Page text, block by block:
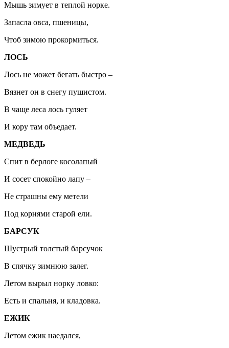
Мышь зимует в теплой норке.
Запасла овса, пшеницы,
Чтоб зимою прокормиться.
ЛОСЬ
Лось не может бегать быстро –
Вязнет он в снегу пушистом.
В чаще леса лось гуляет
И кору там объедает.
МЕДВЕДЬ
Спит в берлоге косолапый
И сосет спокойно лапу –
Не страшны ему метели
Под корнями старой ели.
БАРСУК
Шустрый толстый барсучок
В спячку зимнюю залег.
Летом вырыл норку ловко:
Есть и спальня, и кладовка.
ЕЖИК
Летом ежик наедался,